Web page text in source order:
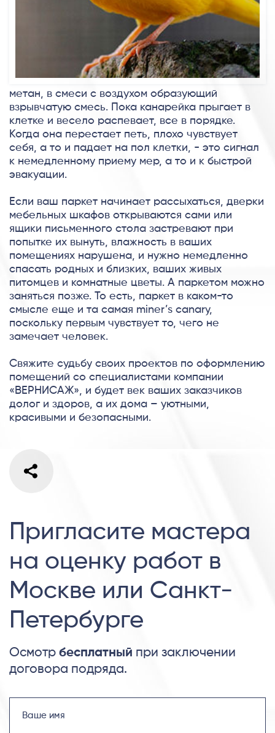
метан, в смеси с воздухом образующий
взрывчатую смесь. Пока канарейка прыгает в
клетке и весело распевает, все в порядке.
Когда она перестает петь, плохо чувствует
себя, а то и падает на пол клетки, - это сигнал
к немедленному приему мер, а то и к быстрой
эвакуации.
Если ваш паркет начинает рассыхаться, дверки
мебельных шкафов открываются сами или
ящики письменного стола застревают при
попытке их вынуть, влажность в ваших
помещениях нарушена, и нужно немедленно
спасать родных и близких, ваших живых
питомцев и комнатные цветы. А паркетом можно
заняться позже. То есть, паркет в каком-то
смысле еще и та самая miner’s canary,
поскольку первым чувствует то, чего не
замечает человек.
Свяжите судьбу своих проектов по оформлению
помещений со специалистами компании
«ВЕРНИСАЖ», и будет век ваших заказчиков
долог и здоров, а их дома – уютными,
красивыми и безопасными.
Пригласите мастера
на оценку работ в
Москве или Санкт-
Петербурге
Осмотр бесплатный при заключении
договора подряда.